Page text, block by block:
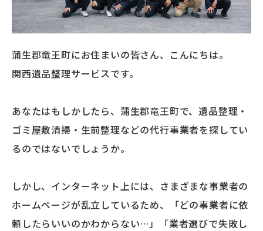
蒲生郡竜王町にお住まいの皆さん、こんにちは。
関西遺品整理サービスです。
あなたはもしかしたら、蒲生郡竜王町で、遺品整理・
ゴミ屋敷清掃・生前整理などの代行事業者を探してい
るのではないでしょうか。
しかし、インターネット上には、さまざまな事業者の
ホームページが乱立しているため、「どの事業者に依
頼したらいいのかわからない…」「業者選びで失敗し